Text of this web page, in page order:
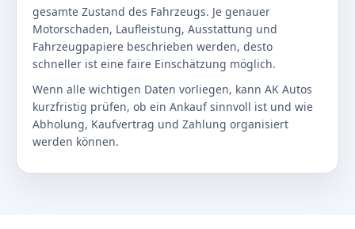
gesamte Zustand des Fahrzeugs. Je genauer
Motorschaden, Laufleistung, Ausstattung und
Fahrzeugpapiere beschrieben werden, desto
schneller ist eine faire Einschätzung möglich.
Wenn alle wichtigen Daten vorliegen, kann AK Autos
kurzfristig prüfen, ob ein Ankauf sinnvoll ist und wie
Abholung, Kaufvertrag und Zahlung organisiert
werden können.